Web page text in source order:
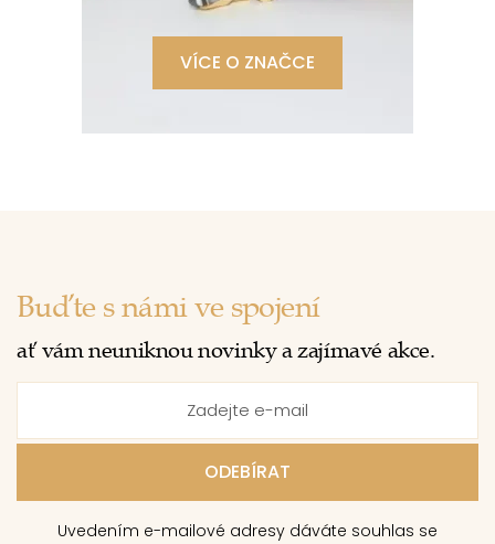
VÍCE O ZNAČCE
Buďte s námi ve spojení
ať vám neuniknou novinky a zajímavé akce.
Uvedením e-mailové adresy dáváte souhlas se